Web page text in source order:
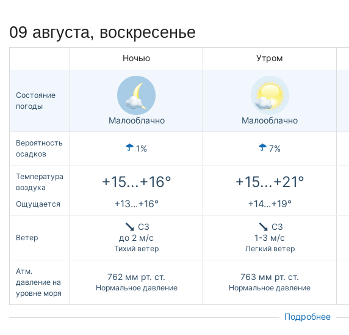
09 августа, воскресенье
Ночью Утром
Состояние
погоды
Малооблачно Малооблачно
Вероятность
осадков
1% 7%
Температура
воздуха
+15...+16° +15...+21°
Ощущается +13...+16° +14...+19°
Ветер
СЗ
до 2 м/с
Тихий ветер
СЗ
1-3 м/с
Легкий ветер
Атм.
давление на
уровне моря
762 мм рт. ст.
Нормальное давление
763 мм рт. ст.
Нормальное давление
Подробнее